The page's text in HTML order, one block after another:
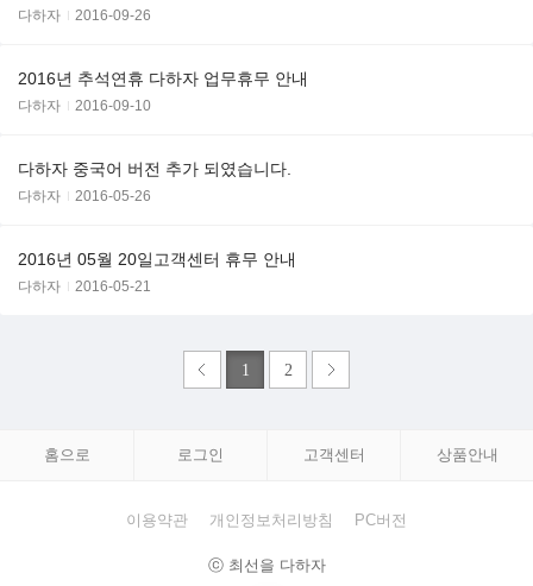
다하자 2016-09-26
2016년 추석연휴 다하자 업무휴무 안내
다하자 2016-09-10
다하자 중국어 버전 추가 되였습니다.
다하자 2016-05-26
2016년 05월 20일고객센터 휴무 안내
다하자 2016-05-21
1 2
홈으로 로그인 고객센터 상품안내
이용약관 개인정보처리방침 PC버전
ⓒ 최선을 다하자